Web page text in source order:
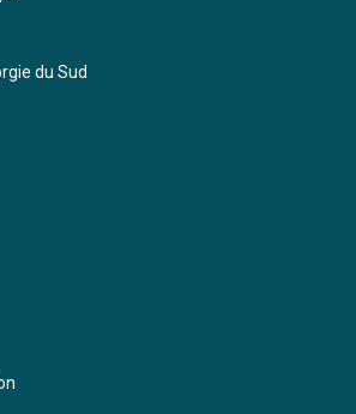
du Sud